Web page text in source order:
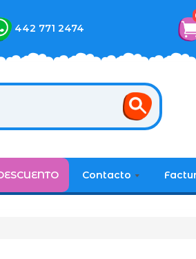
442 771 2474
Contacto